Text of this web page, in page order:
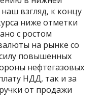
взгляд, к концу
ниже отметки
с ростом
на рынке со
повышенных
нефтегазовых
НДД, так и за
от продажи